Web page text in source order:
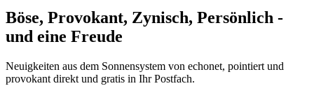
Böse, Provokant, Zynisch, Persönlich -
und eine Freude
Neuigkeiten aus dem Sonnensystem von echonet, pointiert und
provokant direkt und gratis in Ihr Postfach.